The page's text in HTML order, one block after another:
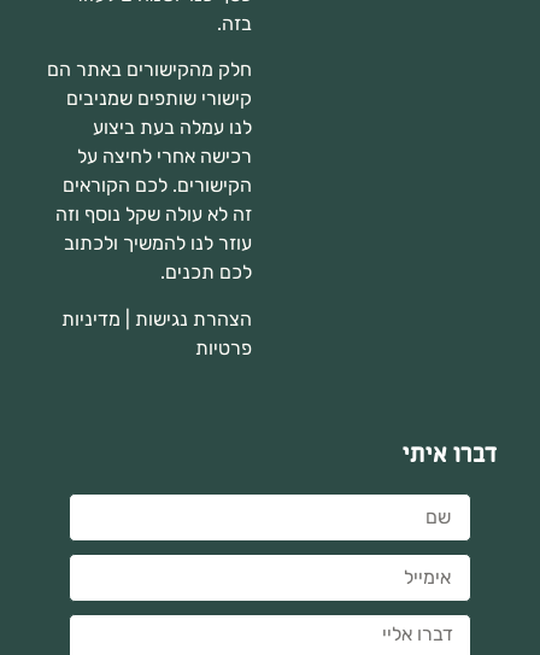
בזה.
חלק מהקישורים באתר הם
קישורי שותפים שמניבים
לנו עמלה בעת ביצוע
רכישה אחרי לחיצה על
הקישורים. לכם הקוראים
זה לא עולה שקל נוסף וזה
עוזר לנו להמשיך ולכתוב
לכם תכנים.
הצהרת נגישות
מדיניות
פרטיות
דברו איתי